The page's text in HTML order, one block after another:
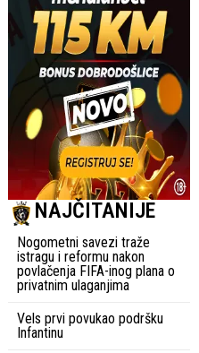
NAJČITANIJE
Nogometni savezi traže
istragu i reformu nakon
povlačenja FIFA-inog plana o
privatnim ulaganjima
Vels prvi povukao podršku
Infantinu